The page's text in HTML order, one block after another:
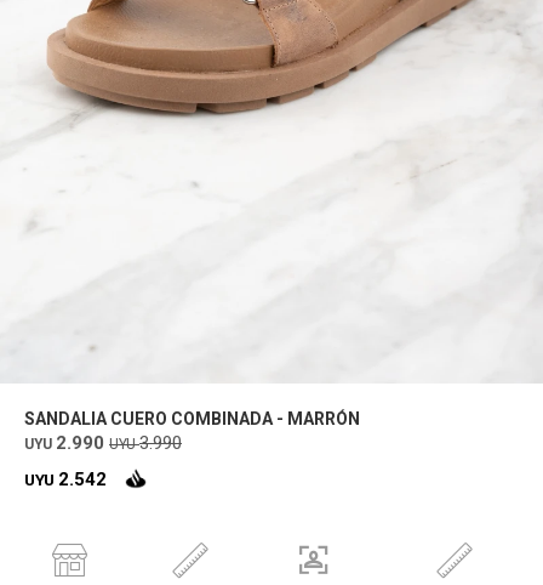
SANDALIA CUERO COMBINADA - MARRÓN
UYU 2.990 UYU 3.990
UYU 2.542